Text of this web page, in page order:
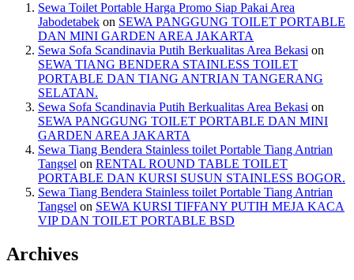
Sewa Toilet Portable Harga Promo Siap Pakai Area
Jabodetabek on SEWA PANGGUNG TOILET PORTABLE
DAN MINI GARDEN AREA JAKARTA
Sewa Sofa Scandinavia Putih Berkualitas Area Bekasi on
SEWA TIANG BENDERA STAINLESS TOILET
PORTABLE DAN TIANG ANTRIAN TANGERANG
SELATAN.
Sewa Sofa Scandinavia Putih Berkualitas Area Bekasi on
SEWA PANGGUNG TOILET PORTABLE DAN MINI
GARDEN AREA JAKARTA
Sewa Tiang Bendera Stainless toilet Portable Tiang Antrian
Tangsel on RENTAL ROUND TABLE TOILET
PORTABLE DAN KURSI SUSUN STAINLESS BOGOR.
Sewa Tiang Bendera Stainless toilet Portable Tiang Antrian
Tangsel on SEWA KURSI TIFFANY PUTIH MEJA KACA
VIP DAN TOILET PORTABLE BSD
Archives